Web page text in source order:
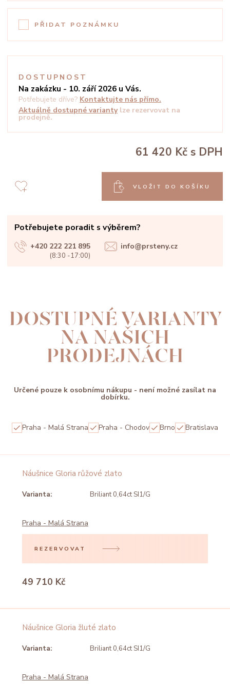
PŘIDAT POZNÁMKU
DOSTUPNOST
Na zakázku - 10. září 2026 u Vás.
Potřebujete dříve? Kontaktujte nás přímo.
Aktuálně dostupné varianty lze rezervovat na
prodejně.
61 420 Kč s DPH
VLOŽIT DO KOŠÍKU
Potřebujete poradit s výběrem?
+420 222 221 895
(8:30 -17:00)
info@prsteny.cz
DOSTUPNÉ VARIANTY
NA NAŠICH
PRODEJNÁCH
Určené pouze k osobnímu nákupu - není možné zasílat na
dobírku.
Praha - Malá Strana Praha - Chodov Brno Bratislava
Náušnice Gloria růžové zlato
Varianta: Briliant 0,64ct SI1/G
Praha - Malá Strana
REZERVOVAT
49 710 Kč
Náušnice Gloria žluté zlato
Varianta: Briliant 0,64ct SI1/G
Praha - Malá Strana